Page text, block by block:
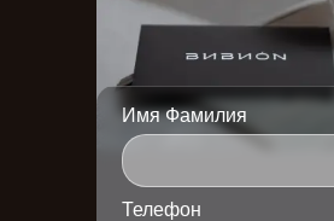
Имя Фамилия
Телефон